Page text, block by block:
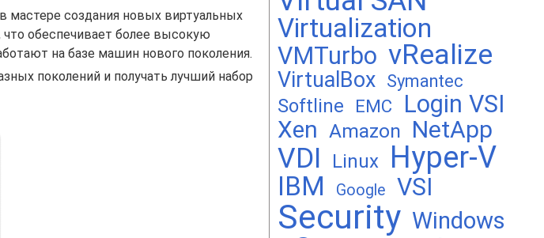
мастере создания новых виртуальных
обеспечивает более высокую
на базе машин нового поколения.
поколений и получать лучший набор
Virtualization
VMTurbo vRealize
VirtualBox Symantec
Softline EMC
Login VSI
Xen Amazon NetApp
VDI Linux Hyper-V
IBM Google VSI
Security Windows